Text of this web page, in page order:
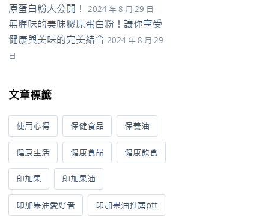
原蛋白粉大公開！
2024 年 8 月 29 日
無腥味的美味膠原蛋白粉！讓你享受
健康與美味的完美結合 2024 年 8 月 29
日
文章標籤
使用心得 保健食品 保養油
健康生活 健康食品 健康飲食
印加果 印加果油
印加果油愛好者 印加果油推薦ptt